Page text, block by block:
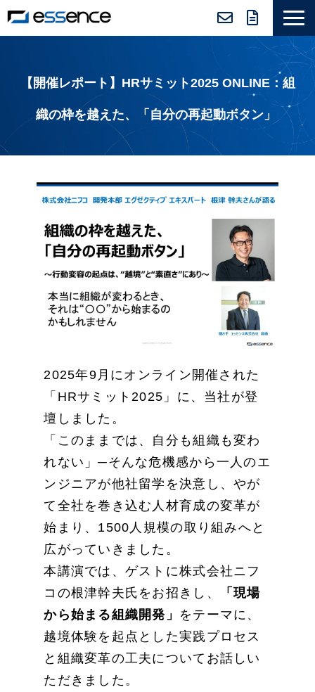
ニュース＆トピックス
会社紹介
採用情報
セミナー＆コラム
【開催レポート】HRサミット2025 ONLINE：組
織の枠を越えた、「自分の再起動ボタン」
2025年9月にオンライン開催された
「HRサミット2025」に、当社が登
壇しました。
「このままでは、自分も組織も変わ
れない」─そんな危機感から一人のエ
ンジニアが他社留学を決意し、やが
て全社を巻き込む人材育成の変革が
始まり、1500人規模の取り組みへと
広がっていきました。
本講演では、ゲストに株式会社ニフ
コの根津幹夫氏をお招きし、
「現場
から始まる組織開発」 をテーマに、
越境体験を起点とした実践プロセス
と組織変革の工夫についてお話しい
ただきました。